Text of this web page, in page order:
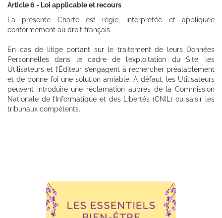
Article 6 - Loi applicable et recours
La présente Charte est régie, interprétée et appliquée
conformément au droit français.
En cas de litige portant sur le traitement de leurs Données
Personnelles dans le cadre de l’exploitation du Site, les
Utilisateurs et l’Éditeur s’engagent à rechercher préalablement
et de bonne foi une solution amiable. A défaut, les Utilisateurs
peuvent introduire une réclamation auprès de la Commission
Nationale de l’Informatique et des Libertés (CNIL) ou saisir les
tribunaux compétents.